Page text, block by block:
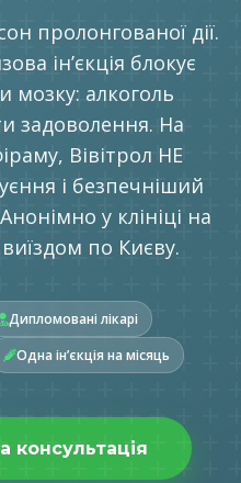
пролонгованої дії.
інʼєкція блокує
мозку: алкоголь
задоволення. На
Вівітрол НЕ
і безпечніший
у клініці на
по Києву.
Дипломовані лікарі
Одна інʼєкція на місяць
консультація